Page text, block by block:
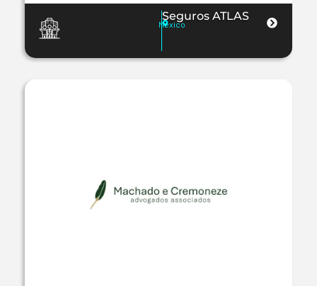
Seguros ATLAS
Mexico